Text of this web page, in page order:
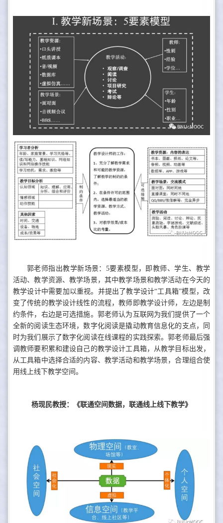
郭老师指出教学新场景：5要素模型，即教师、学生、教学
活动、教学资源、教学场景，其中教学场景和教学活动在今天的
教学设计中需要加以重视。并提出了教学设计“工具箱”模型，改
变了传统的教学设计线性的流程，教师即教学设计师，左边是制
约条件，右边是可选措施。郭老师认为互联网为我们提供了一个
全新的阅读生态环境，数字化阅读是撬动教育信息化的支点，同
时为我们展示了数字化阅读在线课程的实践探索。郭老师最后强
调教师要积累和建设自己的教学设计工具箱，从教学目标出发，
从工具箱中选择合适的内容、教学活动和教学场景，合理组合使
用线上线下教学空间。
杨现民教授：《联通空间数据，联通线上线下教学》